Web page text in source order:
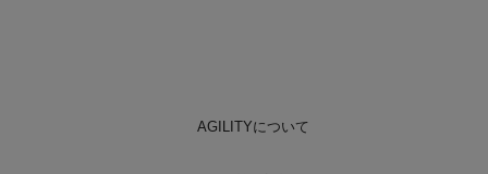
AGILITYについて